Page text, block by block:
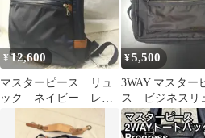
¥12,600
マスターピース リュ
ック ネイビー レザ
プ PC可 A4可
¥5,500
3WAY マスター
ス ビジネスリ